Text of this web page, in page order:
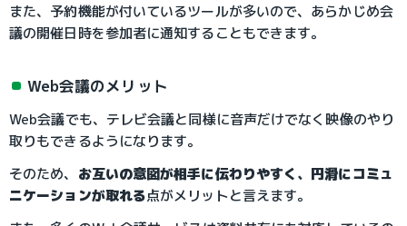
また、予約機能が付いているツールが多いので、あらかじめ会
議の開催日時を参加者に通知することもできます。
Web会議のメリット
Web会議でも、テレビ会議と同様に音声だけでなく映像のやり
取りもできるようになります。
そのため、 お互いの意図が相手に伝わりやすく、円滑にコミュ
ニケーションが取れる点がメリットと言えます。